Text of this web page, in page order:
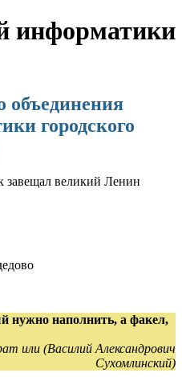
информатики
объединения
городского
завещал великий Ленин
нужно наполнить, а факел,
или (Василий Александрович
Сухомлинский)